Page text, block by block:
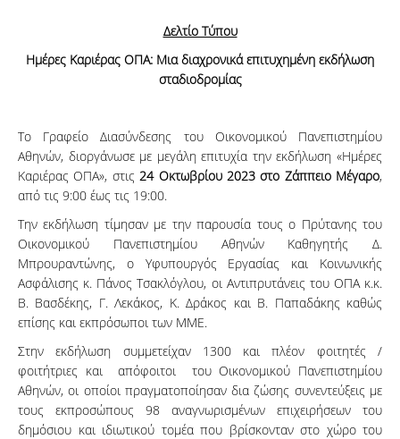
Δελτίο Τύπου
Ημέρες Καριέρας ΟΠΑ: Μια διαχρονικά επιτυχημένη εκδήλωση
σταδιοδρομίας
Το Γραφείο Διασύνδεσης του Οικονομικού Πανεπιστημίου
Αθηνών, διοργάνωσε με μεγάλη επιτυχία την εκδήλωση «Ημέρες
Καριέρας ΟΠΑ», στις24 Οκτωβρίου 2023 στο Ζάππειο Μέγαρο,
από τις 9:00 έως τις 19:00.
Την εκδήλωση τίμησαν με την παρουσία τους ο Πρύτανης του
Οικονομικού Πανεπιστημίου Αθηνών Καθηγητής Δ.
Μπρουραντώνης, ο Υφυπουργός Εργασίας και Κοινωνικής
Ασφάλισης κ. Πάνος Τσακλόγλου, οι Αντιπρυτάνεις του ΟΠΑ κ.κ.
Β. Βασδέκης, Γ. Λεκάκος, Κ. Δράκος και Β. Παπαδάκης καθώς
επίσης και εκπρόσωποι των ΜΜΕ.
Στην εκδήλωση συμμετείχαν 1300 και πλέον φοιτητές /
φοιτήτριες και απόφοιτοι του Οικονομικού Πανεπιστημίου
Αθηνών, οι οποίοι πραγματοποίησαν δια ζώσης συνεντεύξεις με
τους εκπροσώπους 98 αναγνωρισμένων επιχειρήσεων του
δημόσιου και ιδιωτικού τομέα που βρίσκονταν στο χώρο του